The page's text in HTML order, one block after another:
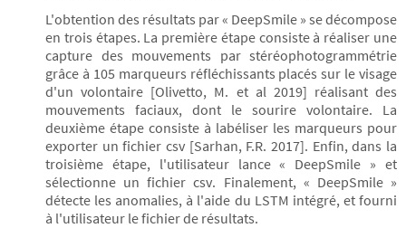
L'obtention des résultats par « DeepSmile » se décompose
en trois étapes. La première étape consiste à réaliser une
capture des mouvements par stéréophotogrammétrie
grâce à 105 marqueurs réfléchissants placés sur le visage
d'un volontaire [Olivetto, M. et al 2019] réalisant des
mouvements faciaux, dont le sourire volontaire. La
deuxième étape consiste à labéliser les marqueurs pour
exporter un fichier csv [Sarhan, F.R. 2017]. Enfin, dans la
troisième étape, l'utilisateur lance « DeepSmile » et
sélectionne un fichier csv. Finalement, « DeepSmile »
détecte les anomalies, à l'aide du LSTM intégré, et fourni
à l'utilisateur le fichier de résultats.